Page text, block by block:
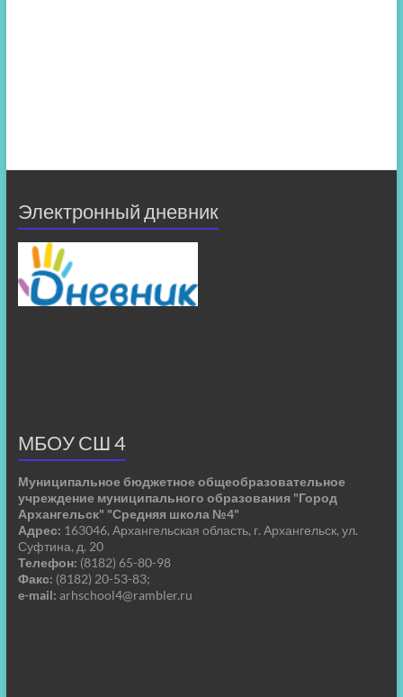
Электронный дневник
МБОУ СШ 4
Муниципальное бюджетное общеобразовательное
учреждение муниципального образования "Город
Архангельск" "Средняя школа №4"
Адрес: 163046, Архангельская область, г. Архангельск, ул.
Суфтина, д. 20
Телефон: (8182) 65-80-98
Факс: (8182) 20-53-83;
e-mail: arhschool4@rambler.ru